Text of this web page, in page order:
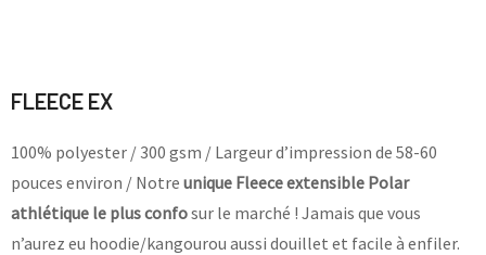
FLEECE EX
100% polyester / 300 gsm / Largeur d’impression de 58-60
pouces environ / Notre unique Fleeceextensible Polar
athlétique le plus confosur le marché ! Jamais que vous
n’aurez eu hoodie/kangourou aussi douillet et facile à enfiler.